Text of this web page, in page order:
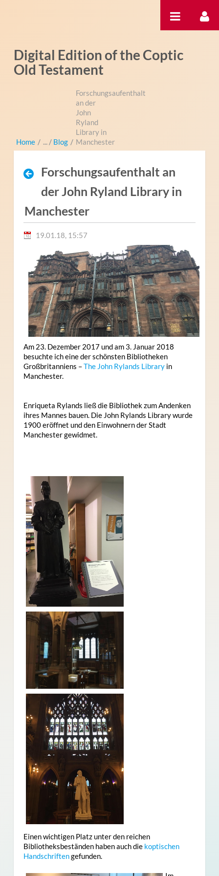
Digital Edition of the Coptic
Old Testament
Home / Blog /
Forschungsaufenthalt
an der
John
Ryland
Library in
Manchester
Forschungsaufenthalt an
der John Ryland Library in
Manchester
19.01.18, 15:57
Am 23. Dezember 2017 und am 3. Januar 2018
besuchte ich eine der schönsten Bibliotheken
Großbritanniens –The John Rylands Libraryin
Manchester.
Enriqueta Rylands ließ die Bibliothek zum Andenken
ihres Mannes bauen. Die John Rylands Library wurde
1900 eröffnet und den Einwohnern der Stadt
Manchester gewidmet.
Einen wichtigen Platz unter den reichen
Bibliotheksbeständen haben auch die koptischen
Handschriftengefunden.